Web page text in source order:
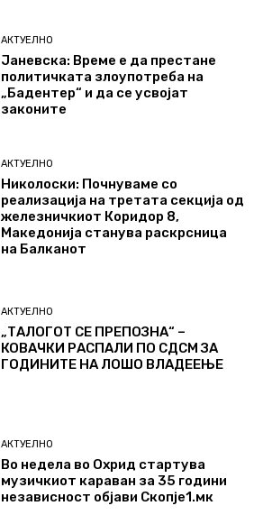
АКТУЕЛНО
Јаневска: Време е да престане
политичката злоупотреба на
„Бадентер“ и да се усвојат
законите
АКТУЕЛНО
Николоски: Почнуваме со
реализација на третата секција од
железничкиот Коридор 8,
Македонија станува раскрсница
на Балканот
АКТУЕЛНО
„ТАЛОГОТ СЕ ПРЕПОЗНА“ –
КОВАЧКИ РАСПАЛИ ПО СДСМ ЗА
ГОДИНИТЕ НА ЛОШО ВЛАДЕЕЊЕ
АКТУЕЛНО
Во недела во Охрид стартува
музичкиот караван за 35 години
независност објави Скопје1.мк